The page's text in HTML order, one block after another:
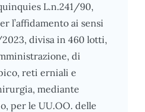
L.n.241/90,
l’affidamento ai sensi
2023, divisa in 460 lotti,
di
reti erniali e
mediante
per le UU.OO. delle